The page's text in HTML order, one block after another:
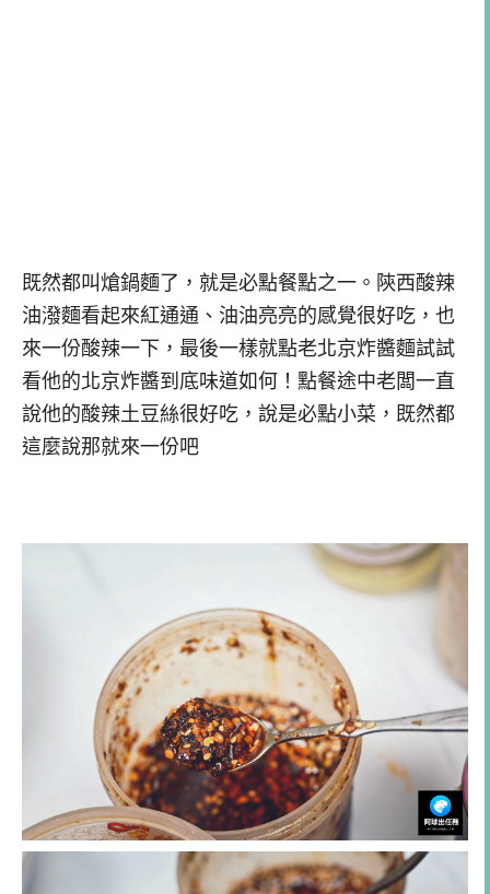
既然都叫熗鍋麵了，就是必點餐點之一。陝西酸辣
油潑麵看起來紅通通、油油亮亮的感覺很好吃，也
來一份酸辣一下，最後一樣就點老北京炸醬麵試試
看他的北京炸醬到底味道如何！點餐途中老闆一直
說他的酸辣土豆絲很好吃，說是必點小菜，既然都
這麼說那就來一份吧